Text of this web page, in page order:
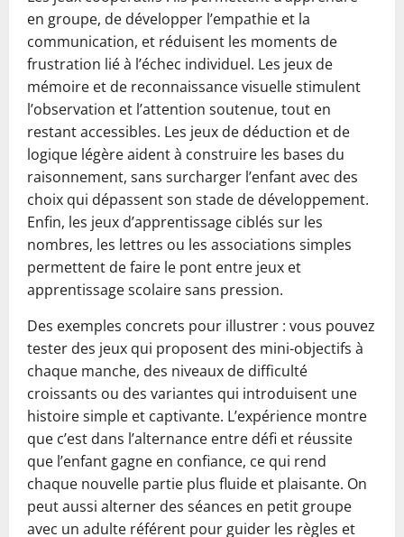
en groupe, de développer l’empathie et la
communication, et réduisent les moments de
frustration lié à l’échec individuel. Les jeux de
mémoire et de reconnaissance visuelle stimulent
l’observation et l’attention soutenue, tout en
restant accessibles. Les jeux de déduction et de
logique légère aident à construire les bases du
raisonnement, sans surcharger l’enfant avec des
choix qui dépassent son stade de développement.
Enfin, les jeux d’apprentissage ciblés sur les
nombres, les lettres ou les associations simples
permettent de faire le pont entre jeux et
apprentissage scolaire sans pression.
Des exemples concrets pour illustrer : vous pouvez
tester des jeux qui proposent des mini-objectifs à
chaque manche, des niveaux de difficulté
croissants ou des variantes qui introduisent une
histoire simple et captivante. L’expérience montre
que c’est dans l’alternance entre défi et réussite
que l’enfant gagne en confiance, ce qui rend
chaque nouvelle partie plus fluide et plaisante. On
peut aussi alterner des séances en petit groupe
avec un adulte référent pour guider les règles et